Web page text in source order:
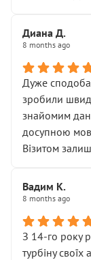
Диана Д.
8 months ago
Дуже
зробили
знайомим
досупною
Візитом
Вадим К.
8 months ago
З 14-го року
турбіну